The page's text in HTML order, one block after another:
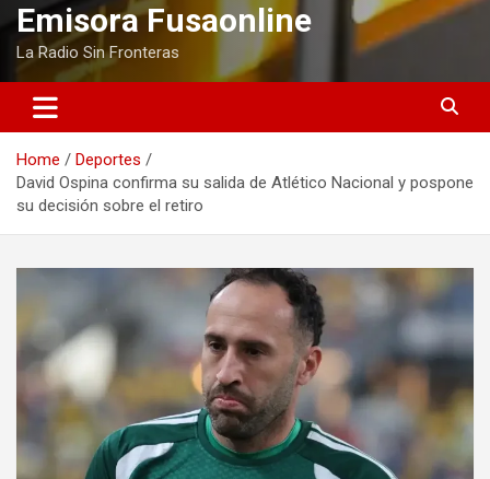
Emisora Fusaonline
La Radio Sin Fronteras
Home
Deportes
David Ospina confirma su salida de Atlético Nacional y pospone
su decisión sobre el retiro